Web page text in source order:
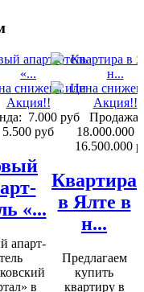
7.000 руб
5.500 руб
«...
апарт-
в
Продажа:
18.000.000
16.500.000
Квартира
в Ялте в
н...
Предлагаем
купить
квартиру в